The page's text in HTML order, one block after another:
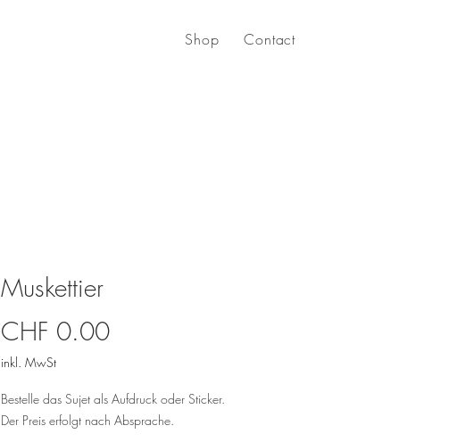
Shop Contact
Muskettier
CHF 0.00Preis
inkl. MwSt
Bestelle das Sujet als Aufdruck oder Sticker.
Der Preis erfolgt nach Absprache.